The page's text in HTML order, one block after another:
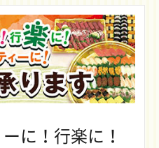
に！行楽に！